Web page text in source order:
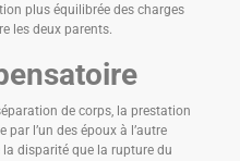
plus équilibrée des charges
les deux parents.
de corps, la prestation
l’un des époux à l’autre
disparité que la rupture du